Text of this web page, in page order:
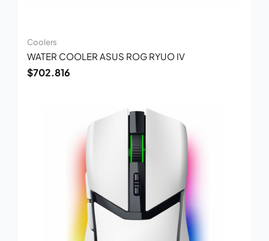
Coolers
WATER COOLER ASUS ROG RYUO IV
$702.816